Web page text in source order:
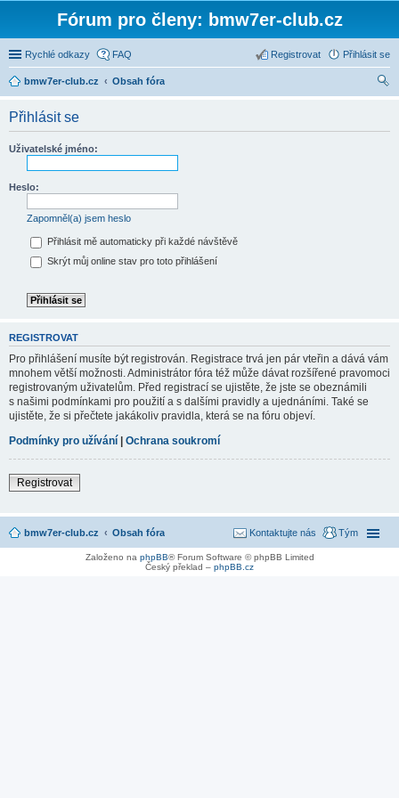
Fórum pro členy: bmw7er-club.cz
Rychlé odkazy FAQ Přihlásit se
Registrovat
bmw7er-club.cz
Obsah fóra
Přihlásit se
Uživatelské jméno:
Heslo:
Zapomněl(a) jsem heslo
Přihlásit mě automaticky při každé návštěvě
Skrýt můj online stav pro toto přihlášení
REGISTROVAT
Pro přihlášení musíte být registrován. Registrace trvá jen pár vteřin a dává vám
mnohem větší možnosti. Administrátor fóra též může dávat rozšířené pravomoci
registrovaným uživatelům. Před registrací se ujistěte, že jste se obeznámili
s našimi podmínkami pro použití a s dalšími pravidly a ujednáními. Také se
ujistěte, že si přečtete jakákoliv pravidla, která se na fóru objeví.
Podmínky pro užívání | Ochrana soukromí
Registrovat
bmw7er-club.cz Obsah fóra Tým
Kontaktujte nás
Založeno na phpBB® Forum Software © phpBB Limited
Český překlad – phpBB.cz